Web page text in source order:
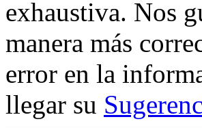
exhaustiva. Nos
manera más
error en la
llegar su